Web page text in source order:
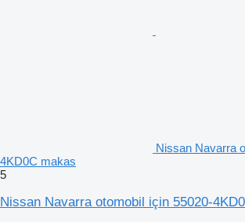
Nissan Navarra
4KD0C makas
5
Nissan Navarra otomobil için 55020-